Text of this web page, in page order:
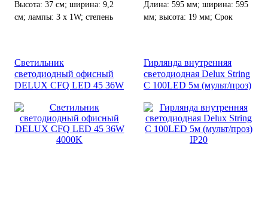
Высота: 37 см; ширина: 9,2
см; лампы: 3 х 1W; степень
Длина: 595 мм; ширина: 595
мм; высота: 19 мм; Срок
Светильник
светодиодный офисный
DELUX CFQ LED 45 36W
Гирлянда внутренняя
светодиодная Delux String
C 100LED 5м (мульт/проз)